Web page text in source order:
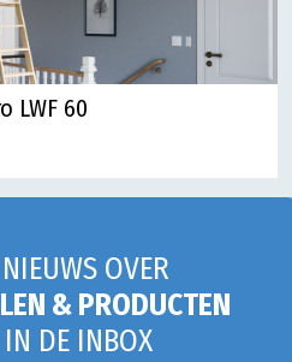
LWF 60
OVER
& PRODUCTEN
DE INBOX